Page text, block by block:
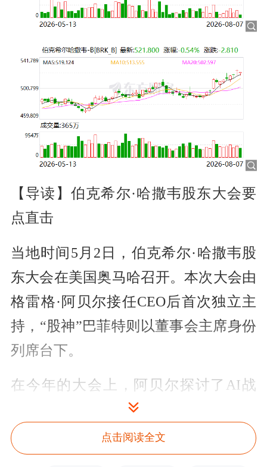
【导读】伯克希尔·哈撒韦股东大会要
点直击
当地时间5月2日，伯克希尔·哈撒韦股
东大会在美国奥马哈召开。本次大会由
格雷格·阿贝尔接任CEO后首次独立主
持，“股神”巴菲特则以董事会主席身份
列席台下。
在今年的大会上，阿贝尔探讨了AI战
、能源转型、股票回购等
诸多话题，宣告伯克希尔正式进入“后
巴菲特时代”。
点击阅读全文